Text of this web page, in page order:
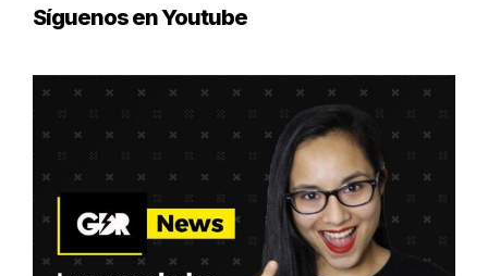
Síguenos en Youtube